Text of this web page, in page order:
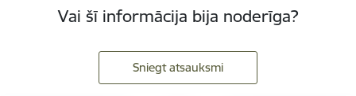
Vai šī informācija bija noderīga?
Sniegt atsauksmi